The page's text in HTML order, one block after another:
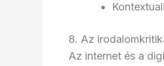
8. Az
Az internet és a